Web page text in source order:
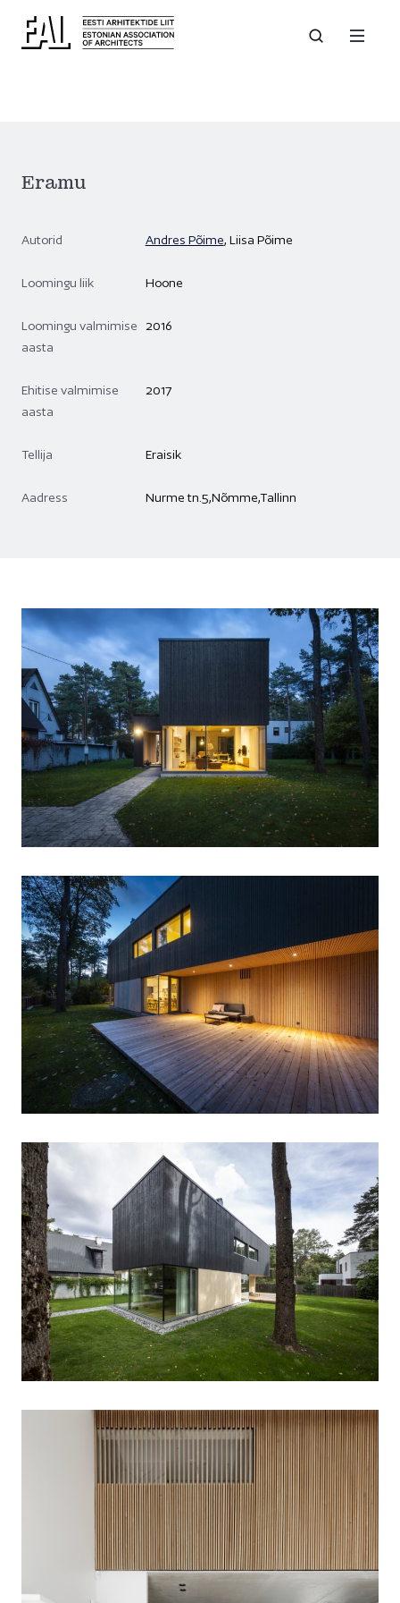
Eramu
Autorid Andres Põime, Liisa Põime
Loomingu liik Hoone
Loomingu valmimise
aasta
2016
Ehitise valmimise
aasta
2017
Tellija Eraisik
Aadress Nurme tn.5,Nõmme,Tallinn